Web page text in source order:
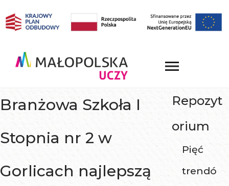
Branżowa Szkoła I
Stopnia nr 2 w
Gorlicach najlepszą
Repozyt
orium
Pięć
trendó